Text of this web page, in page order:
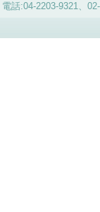
話:04-2203-9321、